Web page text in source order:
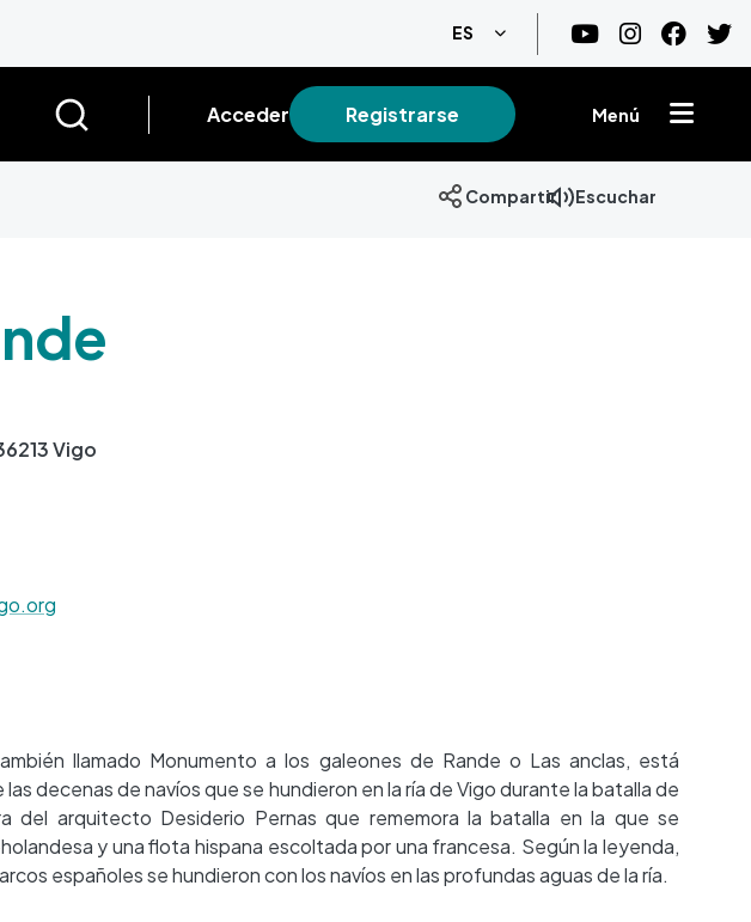
ES Lista adicional de acciones
Acceder Registrarse Menú
Compartir Escuchar
Vigo
llamado Monumento a los galeones de Rande o Las anclas, está
decenas de navíos que se hundieron en la ría de Vigo durante la batalla de
del arquitecto Desiderio Pernas que rememora la batalla en la que se
y una flota hispana escoltada por una francesa. Según la leyenda,
españoles se hundieron con los navíos en las profundas aguas de la ría.